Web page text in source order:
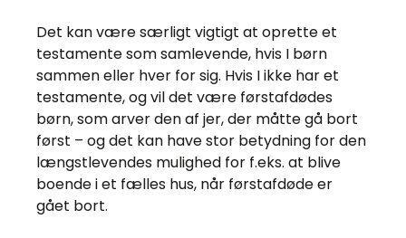
Det kan være særligt vigtigt at oprette et
testamente som samlevende, hvis I børn
sammen eller hver for sig. Hvis I ikke har et
testamente, og vil det være førstafdødes
børn, som arver den af jer, der måtte gå bort
først – og det kan have stor betydning for den
længstlevendes mulighed for f.eks. at blive
boende i et fælles hus, når førstafdøde er
gået bort.